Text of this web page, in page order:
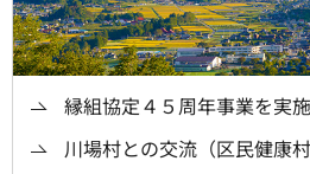
縁組協定４５周年事業を実
川場村との交流（区民健康